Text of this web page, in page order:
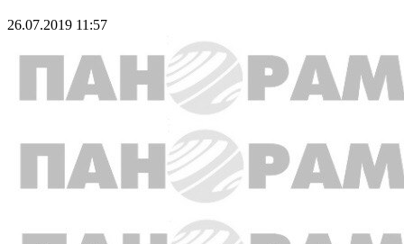
26.07.2019 11:57